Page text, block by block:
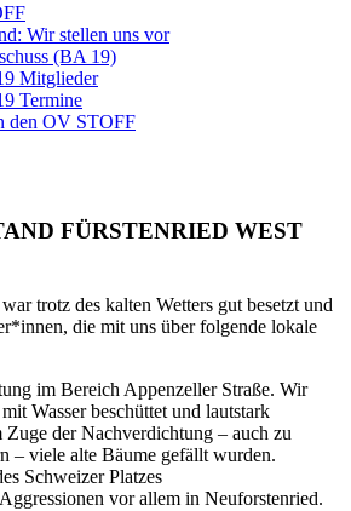
Wir stellen uns vor
(BA 19)
Mitglieder
Termine
den OV STOFF
FÜRSTENRIED WEST
trotz des kalten Wetters gut besetzt und
die mit uns über folgende lokale
im Bereich Appenzeller Straße. Wir
Wasser beschüttet und lautstark
Zuge der Nachverdichtung – auch zu
– viele alte Bäume gefällt wurden.
Schweizer Platzes
vor allem in Neuforstenried.